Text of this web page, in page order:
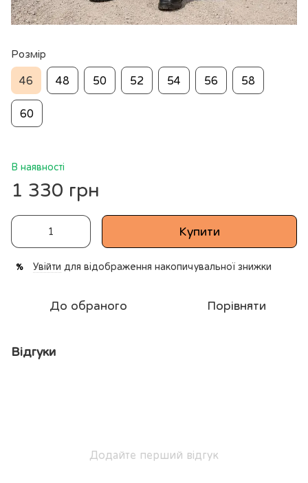
Розмір
46 48 50 52 54 56 58
60
В наявності
1 330 грн
Купити
% Увійти для відображення накопичувальної знижки
До обраного Порівняти
Відгуки
Додайте перший відгук